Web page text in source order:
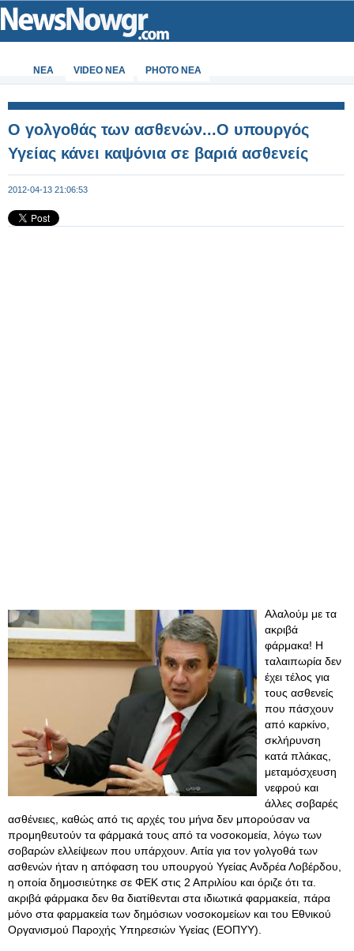
ΝΕΑ VIDEO NEA PHOTO NEA
Ο γολγοθάς των ασθενών...Ο υπουργός
Υγείας κάνει καψόνια σε βαριά ασθενείς
2012-04-13 21:06:53
Αλαλούμ με τα
ακριβά
φάρμακα! Η
ταλαιπωρία δεν
έχει τέλος για
τους ασθενείς
που πάσχουν
από καρκίνο,
σκλήρυνση
κατά πλάκας,
μεταμόσχευση
νεφρού και
άλλες σοβαρές
ασθένειες, καθώς από τις αρχές του μήνα δεν μπορούσαν να
προμηθευτούν τα φάρμακά τους από τα νοσοκομεία, λόγω των
σοβαρών ελλείψεων που υπάρχουν. Αιτία για τον γολγοθά των
ασθενών ήταν η απόφαση του υπουργού Υγείας Ανδρέα Λοβέρδου,
η οποία δημοσιεύτηκε σε ΦΕΚ στις 2 Απριλίου και όριζε ότι τα.
ακριβά φάρμακα δεν θα διατίθενται στα ιδιωτικά φαρμακεία, πάρα
μόνο στα φαρμακεία των δημόσιων νοσοκομείων και του Εθνικού
Οργανισμού Παροχής Υπηρεσιών Υγείας (ΕΟΠΥΥ).